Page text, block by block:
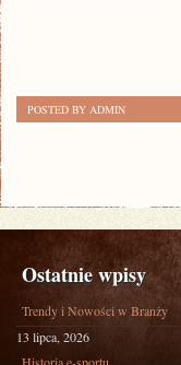
POSTED BY ADMIN
Ostatnie wpisy
Trendy i Nowości w Branży
13 lipca, 2026